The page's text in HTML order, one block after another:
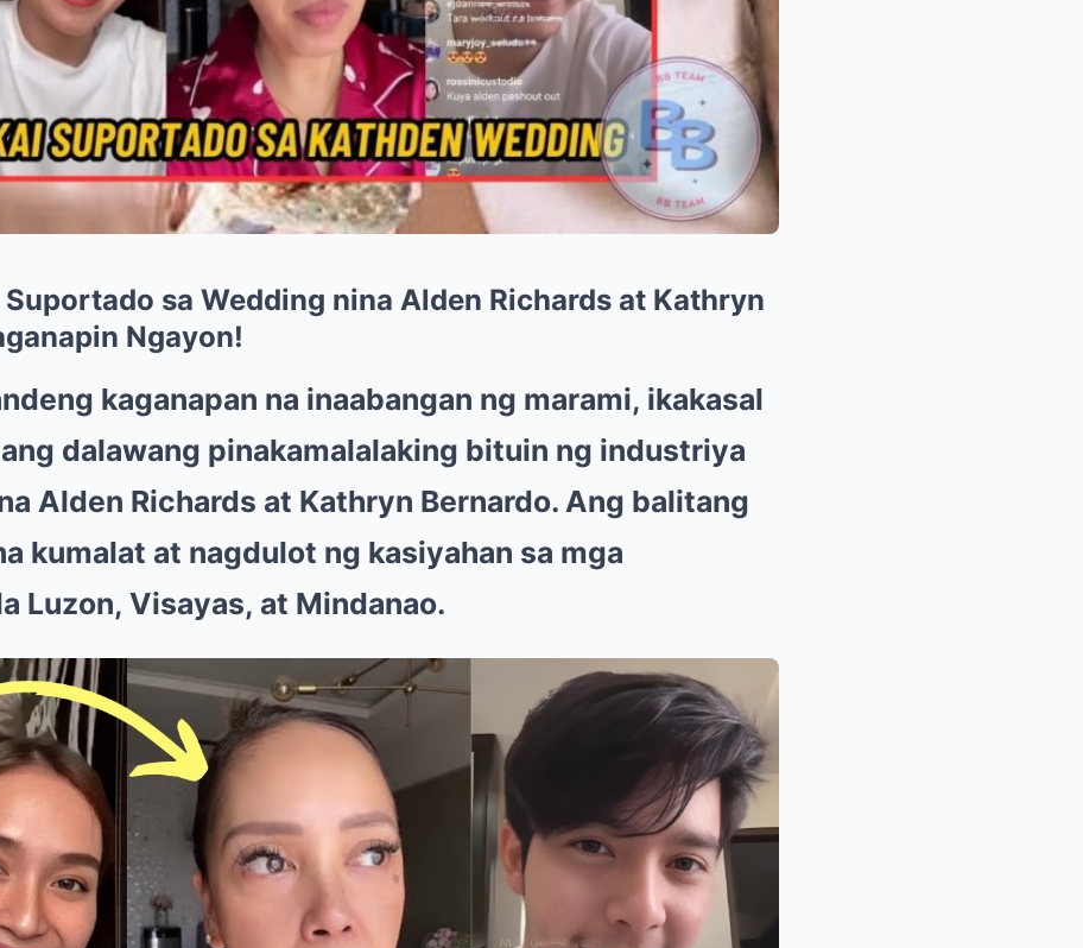
sa Wedding nina Alden Richards at Kathryn
Ngayon!
kaganapan na inaabangan ng marami, ikakasal
dalawang pinakamalalaking bituin ng industriya
Alden Richards at Kathryn Bernardo. Ang balitang
kumalat at nagdulot ng kasiyahan sa mga
Luzon, Visayas, at Mindanao.